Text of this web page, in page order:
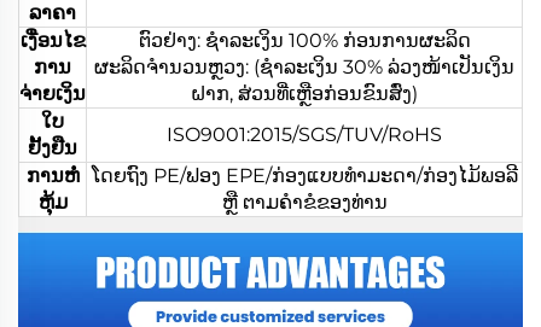
ລາຄາ
ເງື່ອນໄຂ
ການ
ຈ່າຍເງິນ
ຕົວຢ່າງ: ຊຳລະເງິນ 100% ກ່ອນການຜະລິດ
ຜະລິດຈຳນວນຫຼວງ: (ຊຳລະເງິນ 30% ລ່ວງໜ້າເປັນເງິນ
ຝາກ, ສ່ວນທີ່ເຫຼືອກ່ອນຂົນສົ່ງ)
ໃບ
ຢັ້ງຢືນ
ISO9001:2015/SGS/TUV/RoHS
ການຫໍ່
ຫຸ້ມ
ໂດຍຖົງ PE/ຟອງ EPE/ກ່ອງແບບທຳມະດາ/ກ່ອງໄມ້ພອລີ
ຫຼື ຕາມຄຳຂໍຂອງທ່ານ